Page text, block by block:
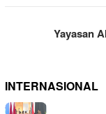
Yayasan
INTERNASIONAL